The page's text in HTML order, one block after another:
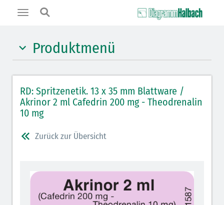
Toggle
Produktmenü
Benzodiazepine (orange)
Benzodiazepin-Antagonisten (orange schraffiert)
Muskelrelaxantien (rot weißer Kopfbalken)
Opiate/Opioide (hellblau)
Opioid-Antagonisten (hellblau schraffiert)
RD: Spritzenetik. 13 x 35 mm Blattware /
Akrinor 2 ml Cafedrin 200 mg - Theodrenalin
10 mg
Zurück zur Übersicht